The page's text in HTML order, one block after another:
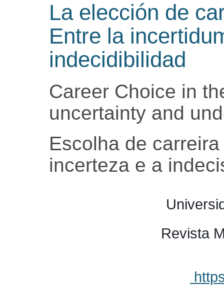
La elección de
Entre la
indecidibilidad
Career Choice in
uncertainty and
Escolha de
incerteza e a
Revista